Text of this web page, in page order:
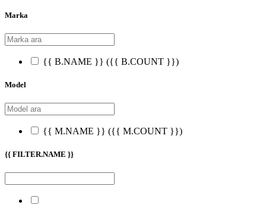
Marka
{{ B.NAME }} ({{ B.COUNT }})
Model
{{ M.NAME }} ({{ M.COUNT }})
{{ FILTER.NAME }}